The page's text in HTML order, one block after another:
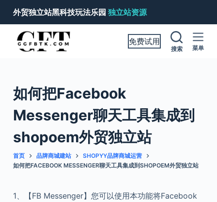
跳
过
内
外贸独立站黑科技玩法乐园 独立站资源
免费试用
搜索 菜单
如何把Facebook
Messenger聊天工具集成到
shopoem外贸独立站
首页 品牌商城建站
SHOPYY品牌商城运营
如何把FACEBOOK MESSENGER聊天工具集成到SHOPOEM外贸独立站
1、【FB Messenger】您可以使用本功能将Facebook